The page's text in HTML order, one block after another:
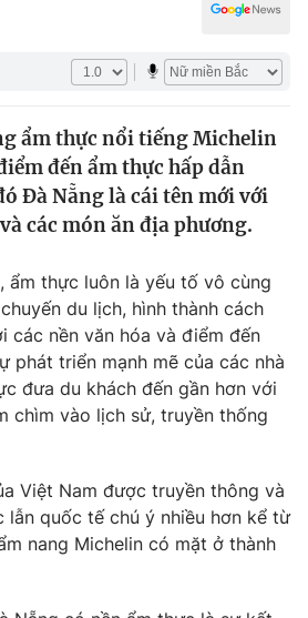
ẩm thực nổi tiếng Michelin
đến ẩm thực hấp dẫn
Đà Nẵng là cái tên mới với
các món ăn địa phương.
ẩm thực luôn là yếu tố vô cùng
du lịch, hình thành cách
các nền văn hóa và điểm đến
phát triển mạnh mẽ của các nhà
đưa du khách đến gần hơn với
chìm vào lịch sử, truyền thống
Việt Nam được truyền thông và
lẫn quốc tế chú ý nhiều hơn kể từ
nang Michelin có mặt ở thành